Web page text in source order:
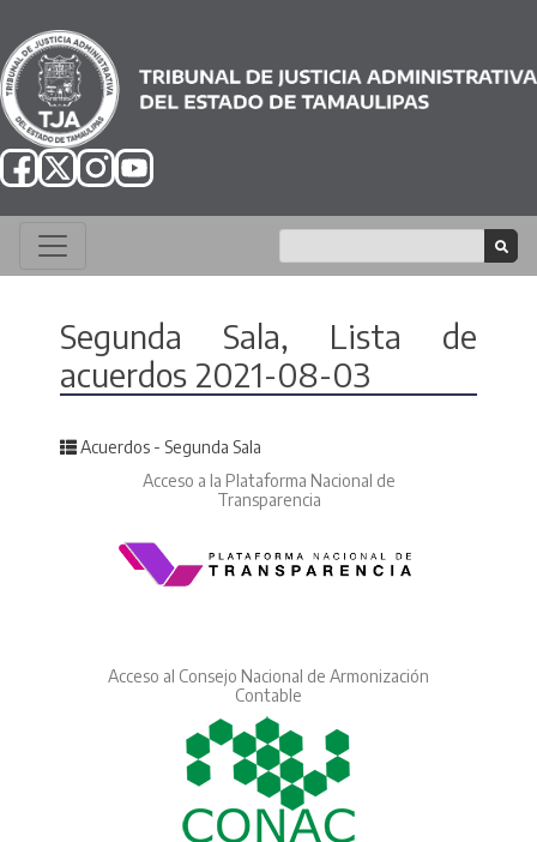
Segunda Sala, Lista de
acuerdos 2021-08-03
Posted in
Acuerdos - Segunda Sala
Acceso a la Plataforma Nacional de
Transparencia
Acceso al Consejo Nacional de Armonización
Contable